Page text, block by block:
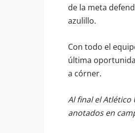
de la meta
azulillo.
Con todo el
última
a córner.
Al final el Atlético
anotados en